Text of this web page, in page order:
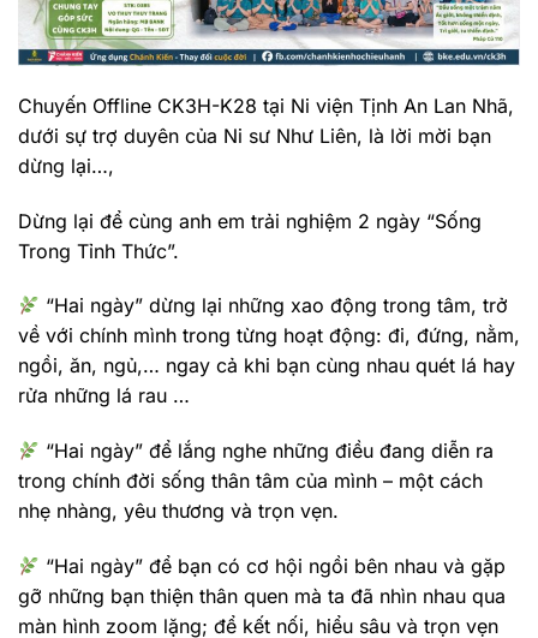
Chuyến Offline CK3H-K28 tại Ni viện Tịnh An Lan Nhã,
dưới sự trợ duyên của Ni sư Như Liên, là lời mời bạn
dừng lại…,
Dừng lại để cùng anh em trải nghiệm 2 ngày “Sống
Trong Tỉnh Thức”.
“Hai ngày” dừng lại những xao động trong tâm, trở
về với chính mình trong từng hoạt động: đi, đứng, nằm,
ngồi, ăn, ngủ,… ngay cả khi bạn cùng nhau quét lá hay
rửa những lá rau …
“Hai ngày” để lắng nghe những điều đang diễn ra
trong chính đời sống thân tâm của mình – một cách
nhẹ nhàng, yêu thương và trọn vẹn.
“Hai ngày” để bạn có cơ hội ngồi bên nhau và gặp
gỡ những bạn thiện thân quen mà ta đã nhìn nhau qua
màn hình zoom lặng; để kết nối, hiểu sâu và trọn vẹn